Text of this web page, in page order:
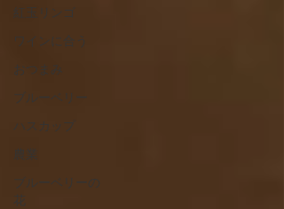
紅玉リンゴ
ワインに合う
おつまみ
ブルーベリー
ハスカップ
農業
ブルーベリーの
花